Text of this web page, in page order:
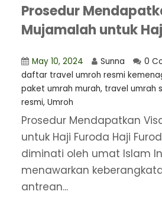
Prosedur
Mujamalah untuk
May 10, 2024 Sunna 0
daftar travel umroh resmi
paket umrah murah, travel umrah
resmi, Umroh
Prosedur Mendapatkan
untuk Haji Furoda Haji
diminati oleh umat Islam
menawarkan
antrean...